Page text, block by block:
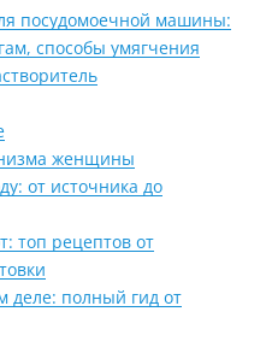
посудомоечной машины:
способы умягчения
женщины
от источника до
топ рецептов от
деле: полный гид от